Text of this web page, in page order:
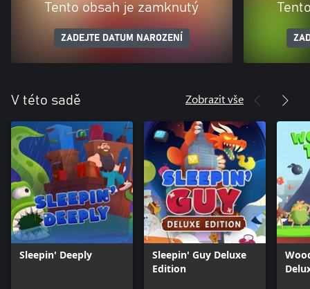
Tento obsah je zamknutý
ZADEJTE DATUM NAROZENÍ
V této sadě Zobrazit vše
Sleepin' Deeply
Sleepin' Guy Deluxe
Edition